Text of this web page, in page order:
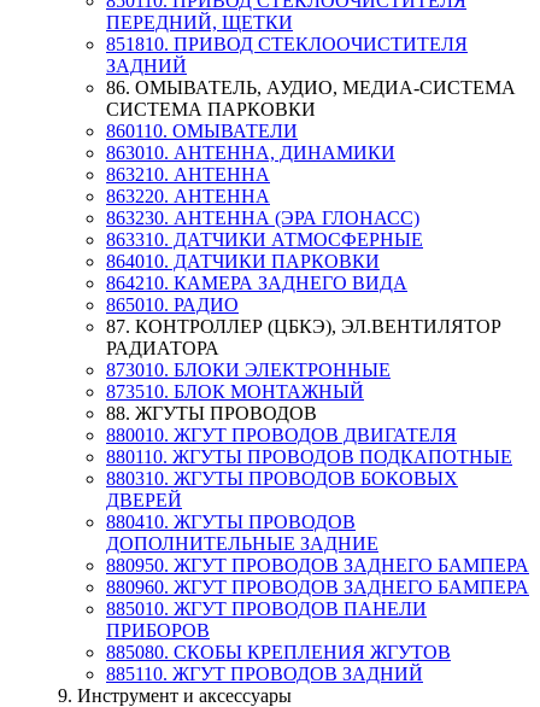
ПЕРЕДНИЙ, ЩЕТКИ
851810. ПРИВОД СТЕКЛООЧИСТИТЕЛЯ
ЗАДНИЙ
86. ОМЫВАТЕЛЬ, АУДИО, МЕДИА-СИСТЕМА
СИСТЕМА ПАРКОВКИ
860110. ОМЫВАТЕЛИ
863010. АНТЕННА, ДИНАМИКИ
863210. АНТЕННА
863220. АНТЕННА
863230. АНТЕННА (ЭРА ГЛОНАСС)
863310. ДАТЧИКИ АТМОСФЕРНЫЕ
864010. ДАТЧИКИ ПАРКОВКИ
864210. КАМЕРА ЗАДНЕГО ВИДА
865010. РАДИО
87. КОНТРОЛЛЕР (ЦБКЭ), ЭЛ.ВЕНТИЛЯТОР
РАДИАТОРА
873010. БЛОКИ ЭЛЕКТРОННЫЕ
873510. БЛОК МОНТАЖНЫЙ
88. ЖГУТЫ ПРОВОДОВ
880010. ЖГУТ ПРОВОДОВ ДВИГАТЕЛЯ
880110. ЖГУТЫ ПРОВОДОВ ПОДКАПОТНЫЕ
880310. ЖГУТЫ ПРОВОДОВ БОКОВЫХ
ДВЕРЕЙ
880410. ЖГУТЫ ПРОВОДОВ
ДОПОЛНИТЕЛЬНЫЕ ЗАДНИЕ
880950. ЖГУТ ПРОВОДОВ ЗАДНЕГО БАМПЕРА
880960. ЖГУТ ПРОВОДОВ ЗАДНЕГО БАМПЕРА
885010. ЖГУТ ПРОВОДОВ ПАНЕЛИ
ПРИБОРОВ
885080. СКОБЫ КРЕПЛЕНИЯ ЖГУТОВ
885110. ЖГУТ ПРОВОДОВ ЗАДНИЙ
9. Инструмент и аксессуары